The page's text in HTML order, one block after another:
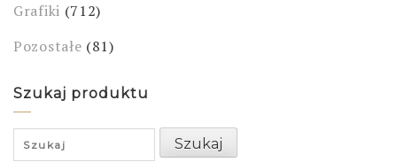
Grafiki (712)
Pozostałe (81)
Szukaj produktu
Search
Szukaj